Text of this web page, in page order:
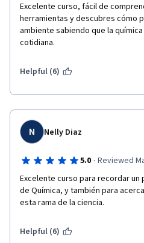
Excelente curso, fácil de
herramientas y descubres cómo
ambiente sabiendo que la
cotidiana.
Helpful (6)
N Nelly Diaz
5.0 · Reviewed
Excelente curso para recordar un
de Química, y también para
esta rama de la ciencia.
Helpful (6)